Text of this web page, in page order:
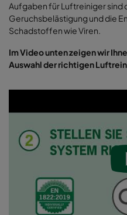
Aufgaben für Luftreiniger sind
Geruchsbelästigung und die
Schadstoffen wie Viren.
Im Videounten zeigen wir
Auswahl der richtigen